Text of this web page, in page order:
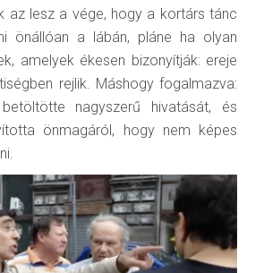
az lesz a vége, hogy a kortárs tánc
önállóan a lábán, pláne ha olyan
amelyek ékesen bizonyítják: ereje
rejlik. Máshogy fogalmazva:
nagyszerű hivatását, és
önmagáról, hogy nem képes